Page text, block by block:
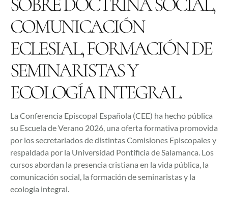
COMUNICACIÓN
ECLESIAL, FORMACIÓN DE
SEMINARISTAS Y
ECOLOGÍA INTEGRAL.
La Conferencia Episcopal Española (CEE) ha hecho pública
su Escuela de Verano 2026, una oferta formativa promovida
por los secretariados de distintas Comisiones Episcopales y
respaldada por la Universidad Pontificia de Salamanca. Los
cursos abordan la presencia cristiana en la vida pública, la
comunicación social, la formación de seminaristas y la
ecología integral.